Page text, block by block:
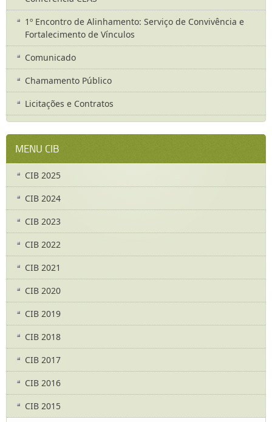
1º Encontro de Alinhamento: Serviço de Convivência e
Fortalecimento de Vínculos
Comunicado
Chamamento Público
Licitações e Contratos
MENU CIB
CIB 2025
CIB 2024
CIB 2023
CIB 2022
CIB 2021
CIB 2020
CIB 2019
CIB 2018
CIB 2017
CIB 2016
CIB 2015